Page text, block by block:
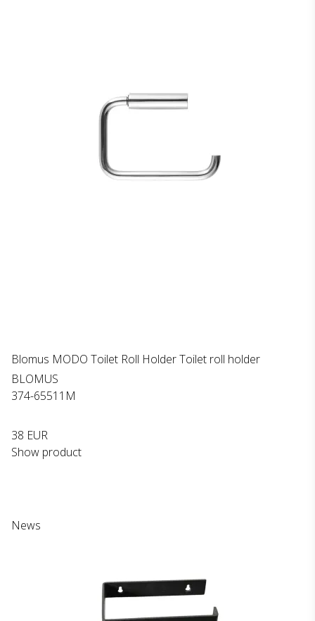
Blomus MODO Toilet Roll Holder Toilet roll holder
BLOMUS
374-65511M
38 EUR
Show product
News